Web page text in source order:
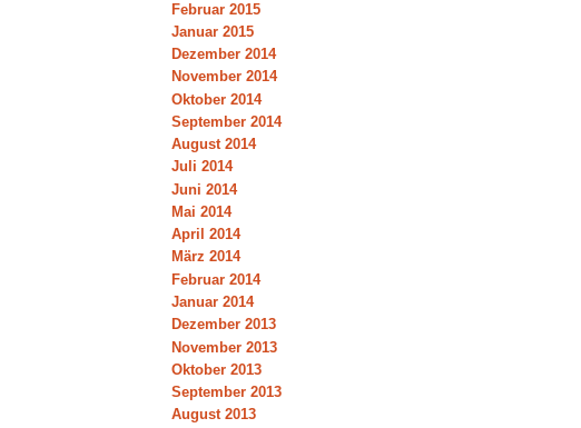
Februar 2015
Januar 2015
Dezember 2014
November 2014
Oktober 2014
September 2014
August 2014
Juli 2014
Juni 2014
Mai 2014
April 2014
März 2014
Februar 2014
Januar 2014
Dezember 2013
November 2013
Oktober 2013
September 2013
August 2013